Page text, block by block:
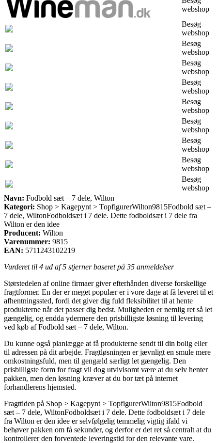
webshop
Besøg
webshop
Besøg
webshop
Besøg
webshop
Besøg
webshop
Besøg
webshop
Besøg
webshop
Besøg
webshop
Besøg
webshop
Besøg
webshop
Navn: Fodbold sæt – 7 dele, Wilton
Kategori: Shop > Kagepynt > TopfigurerWilton9815Fodbold sæt –
7 dele, WiltonFodboldsæt i 7 dele. Dette fodboldsæt i 7 dele fra
Wilton er den idee
Producent: Wilton
Varenummer: 9815
EAN: 5711243102219
Vurderet til 4 ud af 5 stjerner baseret på 35 anmeldelser
Størstedelen af online firmaer giver efterhånden diverse forskellige
fragtformer. En der er meget populær er i vore dage at få leveret til et
afhentningssted, fordi det giver dig fuld fleksibilitet til at hente
produkterne når det passer dig bedst. Muligheden er nemlig ret så let
gængelig, og endda ydermere den prisbilligste løsning til levering
ved køb af Fodbold sæt – 7 dele, Wilton.
Du kunne også planlægge at få produkterne sendt til din bolig eller
til adressen på dit arbejde. Fragtløsningen er jævnligt en smule mere
omkostningsfuld, men til gengæld særligt let gængelig. Den
prisbilligste form for fragt vil dog utvivlsomt være at du selv henter
pakken, men den løsning kræver at du bor tæt på internet
forhandlerens hjemsted.
Fragttiden på Shop > Kagepynt > TopfigurerWilton9815Fodbold
sæt – 7 dele, WiltonFodboldsæt i 7 dele. Dette fodboldsæt i 7 dele
fra Wilton er den idee er selvfølgelig temmelig vigtig ifald vi
behøver pakken om få sekunder, og derfor er det ret så centralt at du
kontrollerer den forventede leveringstid for den relevante vare.